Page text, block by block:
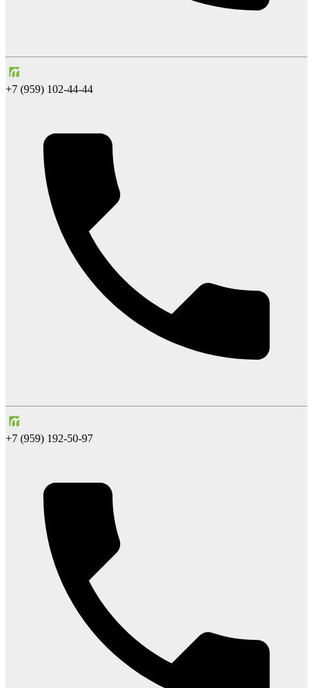
+7 (959) 102-44-44
+7 (959) 192-50-97